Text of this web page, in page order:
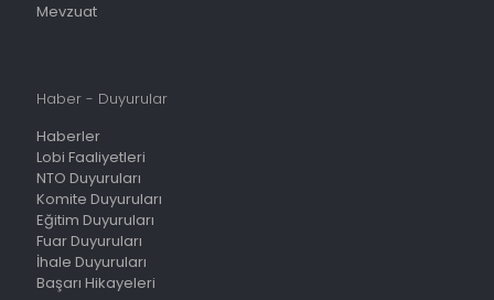
Mevzuat
Haber - Duyurular
Haberler
Lobi Faaliyetleri
NTO Duyuruları
Komite Duyuruları
Eğitim Duyuruları
Fuar Duyuruları
İhale Duyuruları
Başarı Hikayeleri